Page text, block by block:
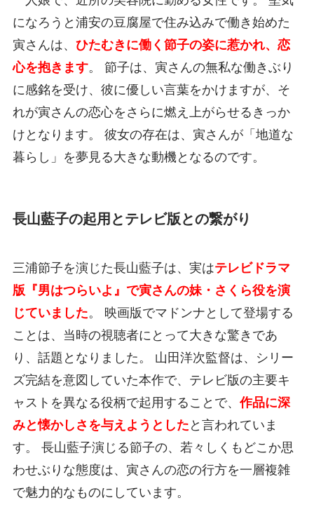
になろうと浦安の豆腐屋で住み込みで働き始めた
寅さんは、 ひたむきに働く節子の姿に惹かれ、恋
心を抱きます。 節子は、寅さんの無私な働きぶり
に感銘を受け、彼に優しい言葉をかけますが、そ
れが寅さんの恋心をさらに燃え上がらせるきっか
けとなります。 彼女の存在は、寅さんが「地道な
暮らし」を夢見る大きな動機となるのです。
長山藍子の起用とテレビ版との繋がり
三浦節子を演じた長山藍子は、実はテレビドラマ
版『男はつらいよ』で寅さんの妹・さくら役を演
じていました。 映画版でマドンナとして登場する
ことは、当時の視聴者にとって大きな驚きであ
り、話題となりました。 山田洋次監督は、シリー
ズ完結を意図していた本作で、テレビ版の主要キ
ャストを異なる役柄で起用することで、作品に深
みと懐かしさを与えようとした と言われていま
す。 長山藍子演じる節子の、若々しくもどこか思
わせぶりな態度は、寅さんの恋の行方を一層複雑
で魅力的なものにしています。